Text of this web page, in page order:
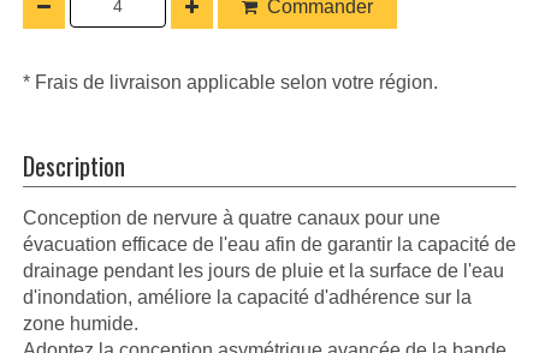
Commander
* Frais de livraison applicable selon votre région.
Description
Conception de nervure à quatre canaux pour une
évacuation efficace de l'eau afin de garantir la capacité de
drainage pendant les jours de pluie et la surface de l'eau
d'inondation, améliore la capacité d'adhérence sur la
zone humide.